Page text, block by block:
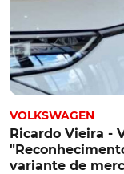
VOLKSWAGEN
Ricardo Vieira -
variante de